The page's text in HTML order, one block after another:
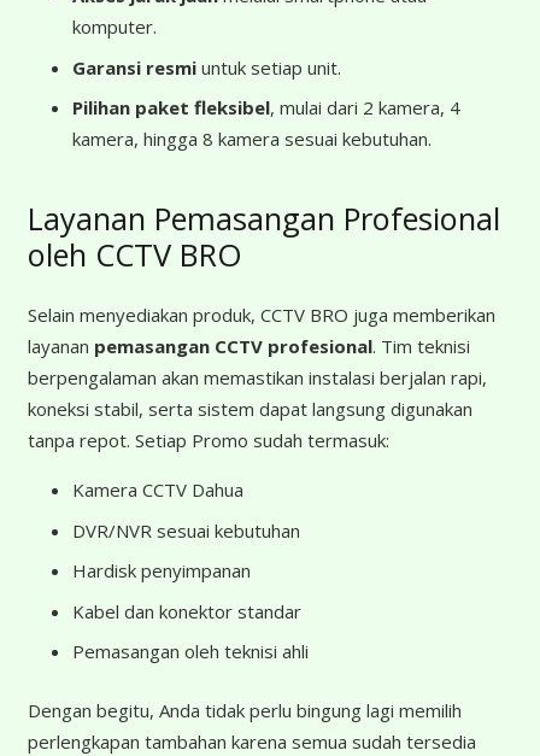
komputer.
Garansi resmi untuk setiap unit.
Pilihan paket fleksibel, mulai dari 2 kamera, 4
kamera, hingga 8 kamera sesuai kebutuhan.
Layanan Pemasangan Profesional
oleh CCTV BRO
Selain menyediakan produk, CCTV BRO juga memberikan
layanan pemasangan CCTV profesional. Tim teknisi
berpengalaman akan memastikan instalasi berjalan rapi,
koneksi stabil, serta sistem dapat langsung digunakan
tanpa repot. Setiap Promo sudah termasuk:
Kamera CCTV Dahua
DVR/NVR sesuai kebutuhan
Hardisk penyimpanan
Kabel dan konektor standar
Pemasangan oleh teknisi ahli
Dengan begitu, Anda tidak perlu bingung lagi memilih
perlengkapan tambahan karena semua sudah tersedia